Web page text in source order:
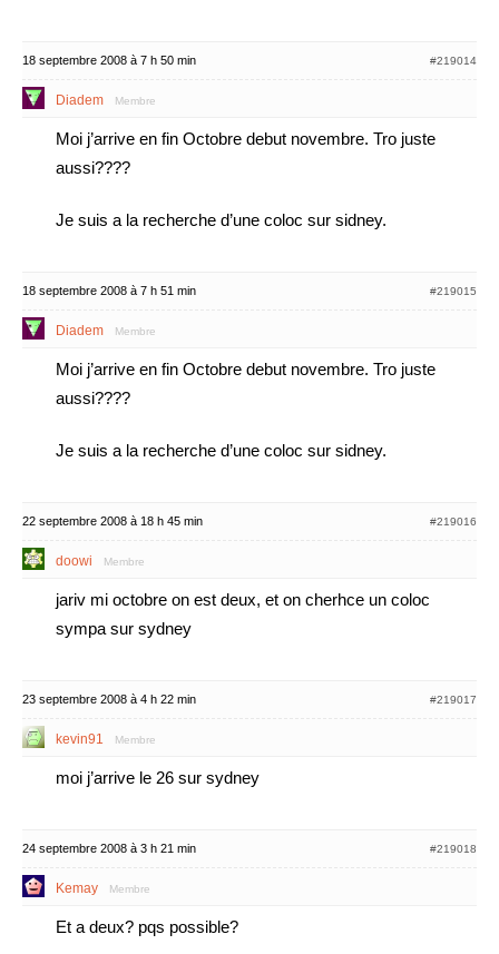
18 septembre 2008 à 7 h 50 min #219014
Diadem Membre
Moi j’arrive en fin Octobre debut novembre. Tro juste
aussi????
Je suis a la recherche d’une coloc sur sidney.
18 septembre 2008 à 7 h 51 min #219015
Diadem Membre
Moi j’arrive en fin Octobre debut novembre. Tro juste
aussi????
Je suis a la recherche d’une coloc sur sidney.
22 septembre 2008 à 18 h 45 min #219016
doowi Membre
jariv mi octobre on est deux, et on cherhce un coloc
sympa sur sydney
23 septembre 2008 à 4 h 22 min #219017
kevin91 Membre
moi j’arrive le 26 sur sydney
24 septembre 2008 à 3 h 21 min #219018
Kemay Membre
Et a deux? pqs possible?